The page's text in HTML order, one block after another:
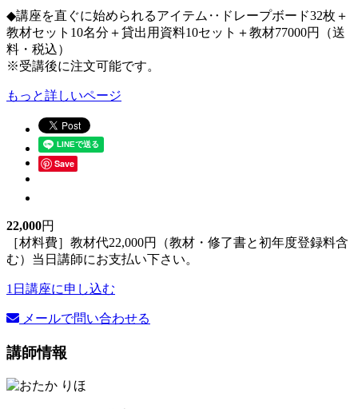
◆講座を直ぐに始められるアイテム‥ドレープボード32枚＋
教材セット10名分＋貸出用資料10セット＋教材77000円（送
料・税込）
※受講後に注文可能です。
もっと詳しいページ
Save
22,000円
［材料費］教材代22,000円（教材・修了書と初年度登録料含
む）当日講師にお支払い下さい。
1日講座に申し込む
メールで問い合わせる
講師情報